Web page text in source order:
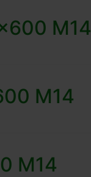
M14
M14
M14